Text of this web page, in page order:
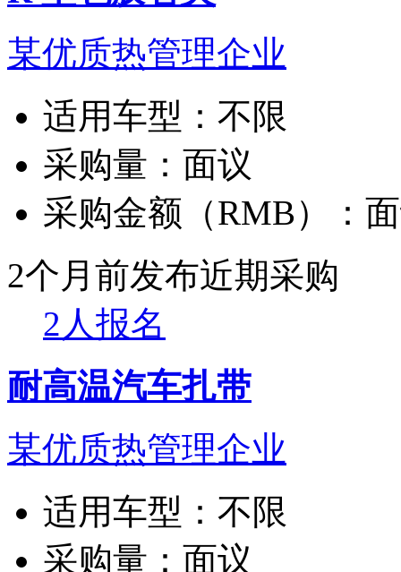
某优质热管理企业
适用车型： 不限
采购量： 面议
采购金额（RMB）：
2个月前发布近期采购
2人报名
耐高温汽车扎带
某优质热管理企业
适用车型： 不限
采购量： 面议